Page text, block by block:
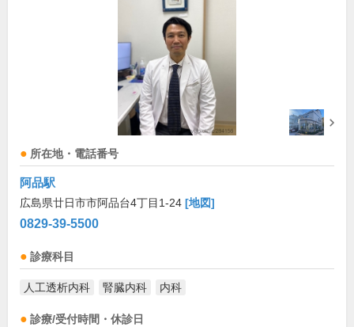
所在地・電話番号
阿品駅
広島県廿日市市阿品台4丁目1-24 [地図]
0829-39-5500
診療科目
人工透析内科 腎臓内科 内科
診療/受付時間・休診日